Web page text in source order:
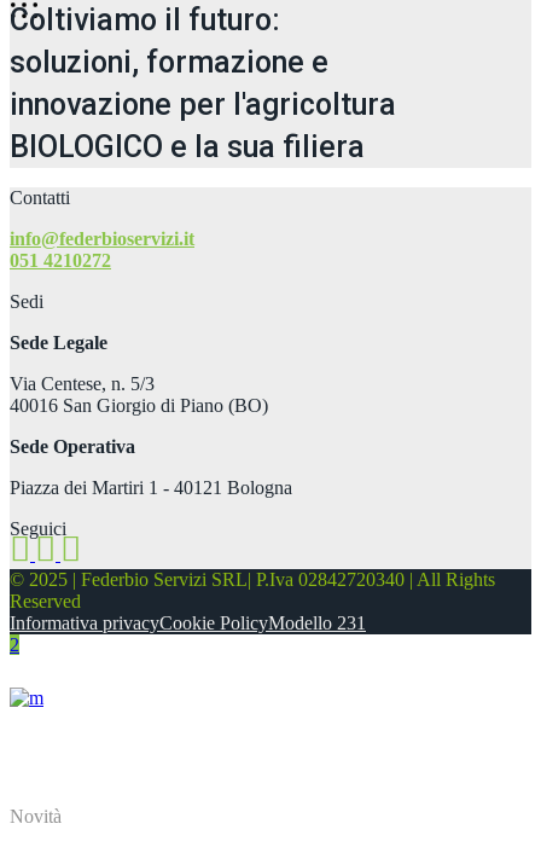
Coltiviamo il futuro:
soluzioni, formazione e
innovazione per l'agricoltura
BIOLOGICO e la sua filiera
Contatti
info@federbioservizi.it
051 4210272
Sedi
Sede Legale
Via Centese, n. 5/3
40016 San Giorgio di Piano (BO)
Sede Operativa
Piazza dei Martiri 1 - 40121 Bologna
Seguici
© 2025 | Federbio Servizi SRL| P.Iva 02842720340 | All Rights
Reserved
Informativa privacyCookie PolicyModello 231
Novità